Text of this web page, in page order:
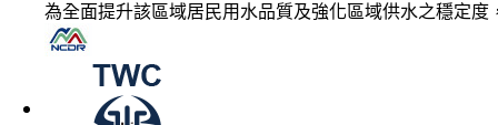
為全面提升該區域居民用水品質及強化區域供水之穩定